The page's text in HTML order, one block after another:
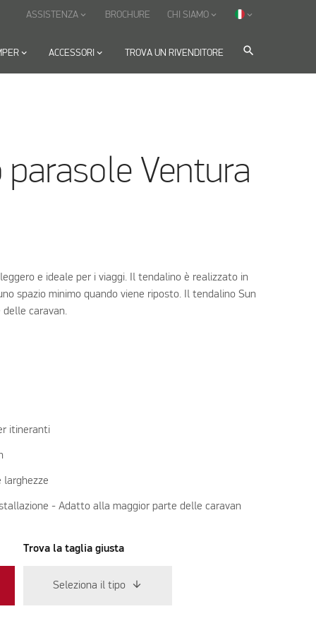
keyboard_arrow_down ACCESSORI keyboard_arrow_down TROVA UN RIVENDITORE search
ASSISTENZA keyboard_arrow_down BROCHURE CHI SIAMOkeyboard_arrow_down keyboard_arrow_down
parasole Ventura
e ideale per i viaggi. Il tendalino è realizzato in
spazio minimo quando viene riposto. Il tendalino Sun
caravan.
itineranti
larghezze
- Adatto alla maggior parte delle caravan
Trova la taglia giusta
Seleziona il tipo